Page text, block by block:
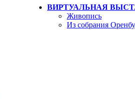
ВИРТУАЛЬНАЯ
Живопись
Из собрания